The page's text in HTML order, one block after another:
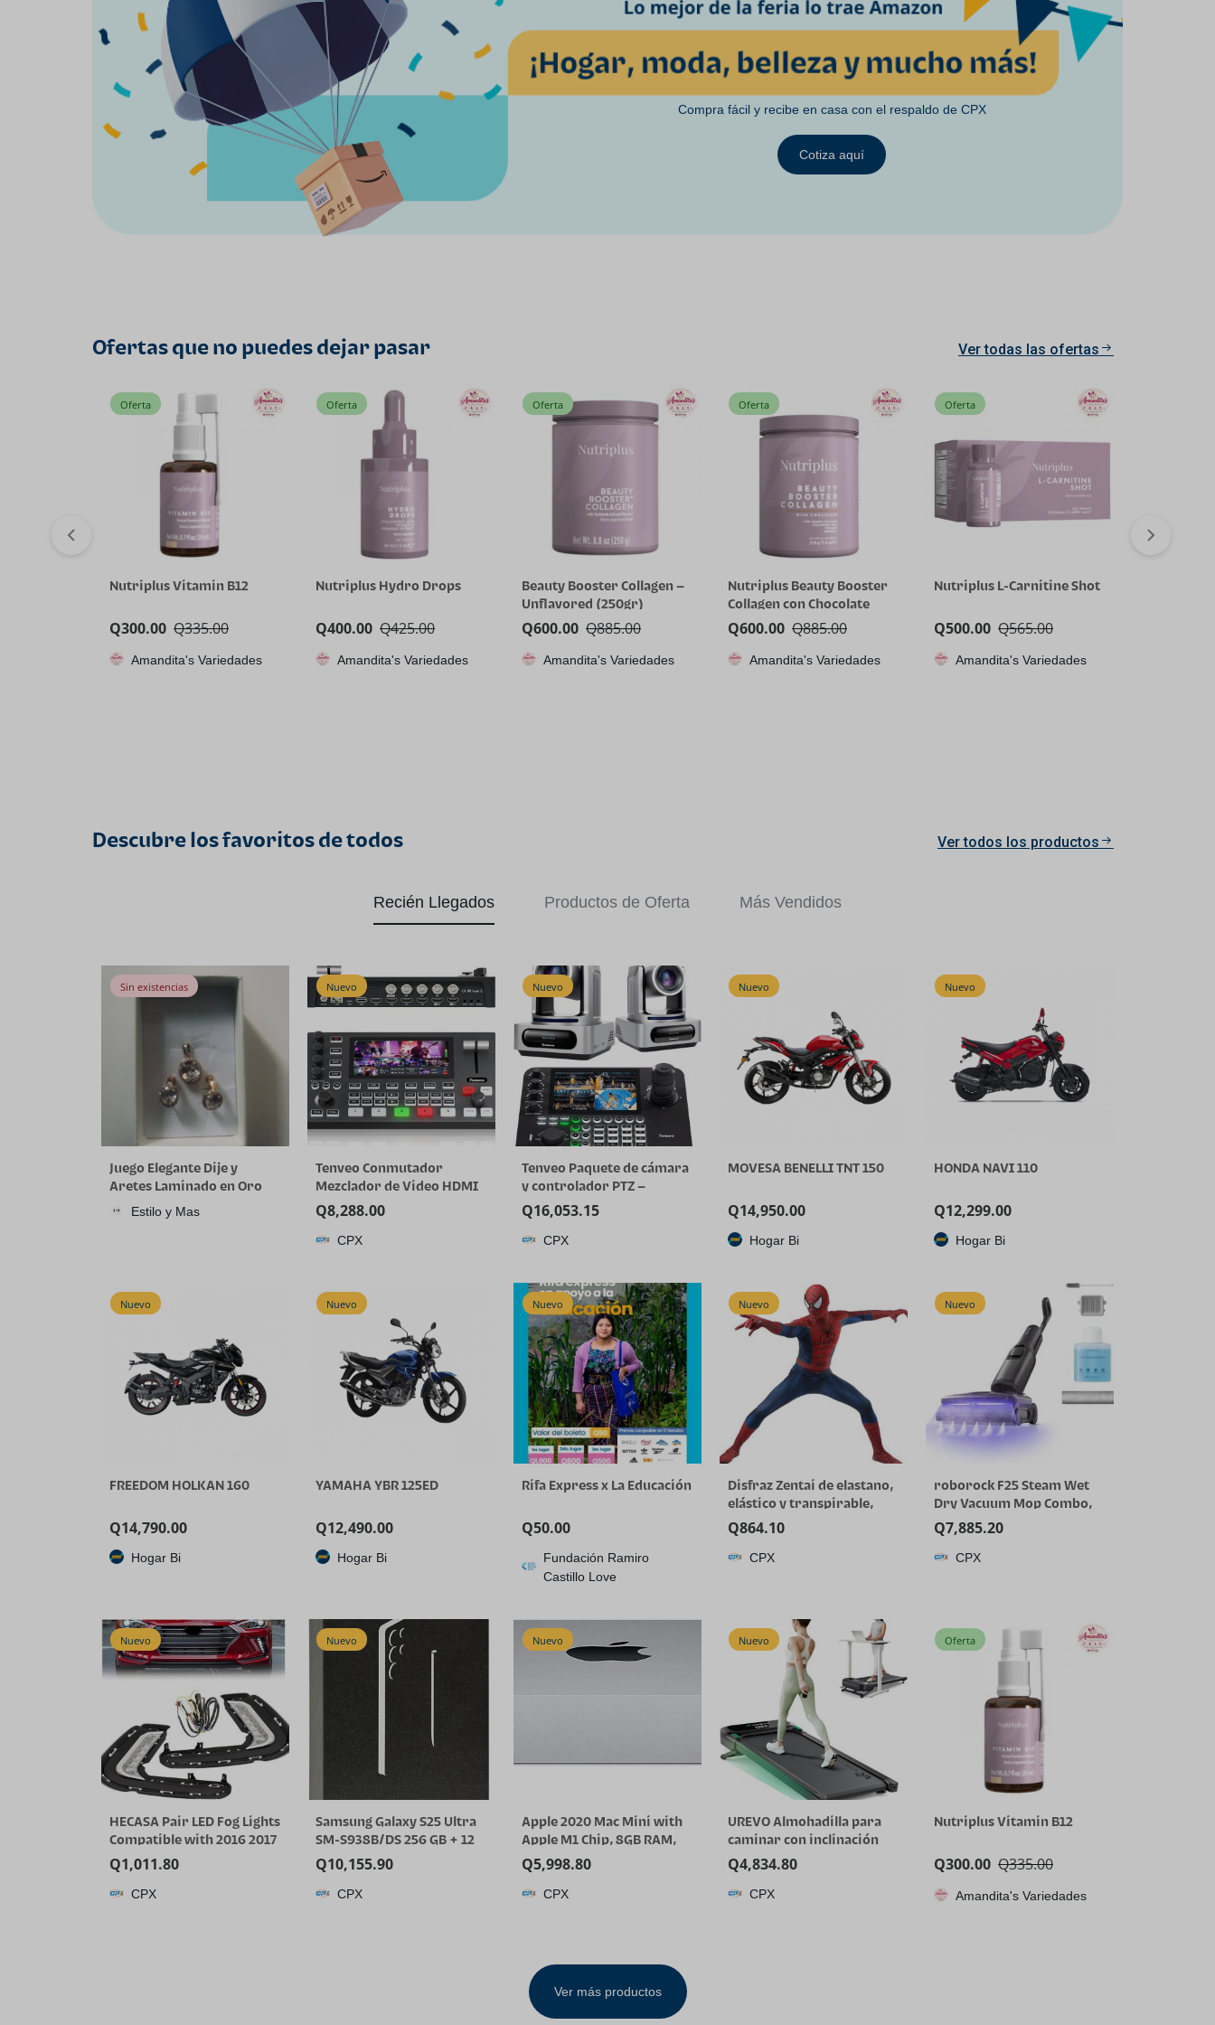
Compra fácil y recibe en casa con el respaldo de CPX
Cotiza aquí
Ofertas que no puedes dejar pasar Ver todas las ofertas
Oferta
Nutriplus Vitamin B12
Q335.00
Q300.00
Amandita's Variedades
Oferta
Nutriplus Hydro Drops
Q425.00
Q400.00
Amandita's Variedades
Oferta
Beauty Booster Collagen –
Unflavored (250gr)
Q885.00
Q600.00
Amandita's Variedades
Oferta
Nutriplus Beauty Booster
Collagen con Chocolate
Q885.00
Q600.00
Amandita's Variedades
Oferta
Nutriplus L-Carnitine Shot
Q565.00
Q500.00
Amandita's Variedades
Descubre los favoritos de todos Ver todos los productos
Recién Llegados Productos de Oferta Más Vendidos
Sin existencias
Juego Elegante Dije y
Aretes Laminado en Oro
18KEstilo y Mas
Nuevo
Tenveo Conmutador
Mezclador de Video HDMI
4K60FPS, 4*SDI & 4*HDMI
Entrada, Conmutador de
Transmisión en Vivo de 5
1080P60FPS, Grabación de
Video USB, Soporte
Q8,288.00
CPX
Nuevo
Tenveo Paquete de cámara
y controlador PTZ –
Cámara PTZ 4K NDI (2
piezas) 20X Zoom AI
Tracking
joystick NDI de pantalla
cuádruple de 7 pulgadas
para
Q16,053.15
CPX
Nuevo
MOVESA BENELLI TNT 150
Q14,950.00
Hogar Bi
Nuevo
HONDA NAVI 110
Q12,299.00
Hogar Bi
Nuevo
FREEDOM HOLKAN 160
Q14,790.00
Hogar Bi
Nuevo
YAMAHA YBR 125ED
Q12,490.00
Hogar Bi
Nuevo
Rifa Express x La Educación
Q50.00
Fundación Ramiro
Castillo Love
Nuevo
Disfraz Zentai de elastano,
elástico y transpirable,
para Halloween y cosplay
Q864.10
CPX
Nuevo
roborock F25 Steam Wet
Dry Vacuum Mop Combo,
356°F Cordless Steam
Cleaner | 25000 Pa Suction
for Hard Floor, 203°F Self-
Tangle
Q7,885.20
CPX
Nuevo
HECASA Pair LED Fog Lights
Compatible with 2016 2017
2018 Hyundai Elantra Sixth
Generation DRL
Replacement for
Q1,011.80
CPX
Nuevo
Samsung Galaxy S25 Ultra
SM-S938B/DS 256 GB + 12
GB RAM Smartphone AI,
desbloqueado de fábrica
GSM, modelo internacional
Q10,155.90
CPX
Nuevo
Apple 2020 Mac Mini with
Apple M1 Chip, 8GB RAM,
256GB SSD Storage – Silver
(Renewed)
Q5,998.80
CPX
Nuevo
UREVO Almohadilla para
caminar con inclinación
automática con aplicación
de IA, caminadora
motorizada silenciosa sin
Q4,834.80
CPX
Oferta
Nutriplus Vitamin B12
Q335.00
Q300.00
Amandita's Variedades
Ver más productos